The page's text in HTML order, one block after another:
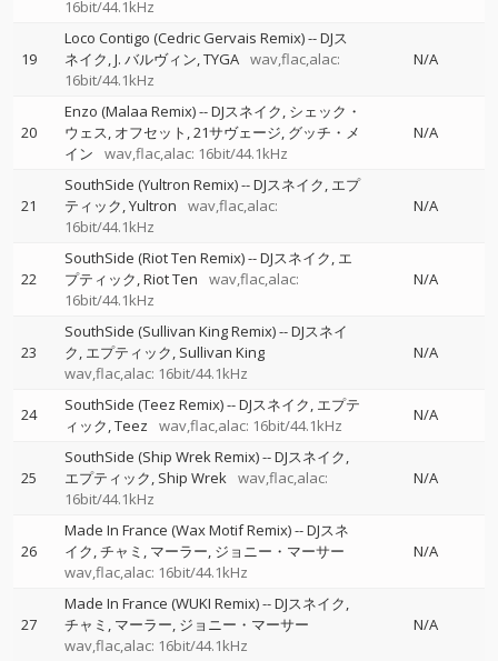
16bit/44.1kHz
19
Loco Contigo (Cedric Gervais Remix)--DJス
ネイク J. バルヴィン TYGA wav,flac,alac:
16bit/44.1kHz
N/A
20
Enzo (Malaa Remix)--DJスネイク シェック・
ウェス オフセット 21サヴェージ グッチ・メ
イン
wav,flac,alac: 16bit/44.1kHz
N/A
21
SouthSide (Yultron Remix)--DJスネイク エプ
ティック Yultron
wav,flac,alac:
16bit/44.1kHz
N/A
22
SouthSide (Riot Ten Remix)--DJスネイク エ
プティック Riot Ten
wav,flac,alac:
16bit/44.1kHz
N/A
23
SouthSide (Sullivan King Remix)--DJスネイ
ク エプティック Sullivan King
wav,flac,alac: 16bit/44.1kHz
N/A
24 SouthSide (Teez Remix)--DJスネイク エプテ
ィック Teez wav,flac,alac: 16bit/44.1kHz
N/A
25
SouthSide (Ship Wrek Remix)--DJスネイク
エプティック Ship Wrek wav,flac,alac:
16bit/44.1kHz
N/A
26
Made In France (Wax Motif Remix)--DJスネ
イク チャミ マーラー ジョニー・マーサー
wav,flac,alac: 16bit/44.1kHz
N/A
27
Made In France (WUKI Remix)--DJスネイク
チャミ
マーラー ジョニー・マーサー
wav,flac,alac: 16bit/44.1kHz
N/A